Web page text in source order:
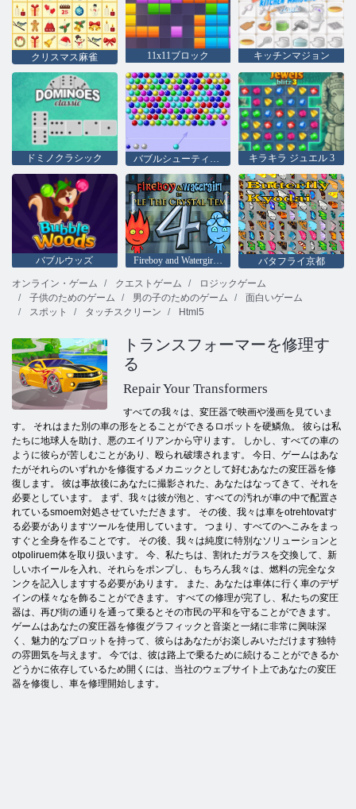
クリスマス麻雀 11x11ブロック キッチンマジョン
ドミノクラシック バブルシューティングhtml5 キラキラ ジュエル 3
バブルウッズ Fireboy and Watergirl 4：クリスタル寺院
バタフライ京都
オンライン・ゲーム
クエストゲーム
ロジックゲーム
子供のためのゲーム
男の子のためのゲーム
面白いゲーム
スポット
タッチスクリーン Html5
トランスフォーマーを修理す
る
Repair Your Transformers
すべての我々は、変圧器で映画や漫画を見ていま
す。 それはまた別の車の形をとることができるロボットを硬鱗魚。 彼らは私
たちに地球人を助け、悪のエイリアンから守ります。 しかし、すべての車の
ように彼らが苦しむことがあり、殴られ破壊されます。 今日、ゲームはあな
たがそれらのいずれかを修復するメカニックとして好むあなたの変圧器を修
復します。 彼は事故後にあなたに撮影された、あなたはなってきて、それを
必要としています。 まず、我々は彼が泡と、すべての汚れが車の中で配置さ
れているsmoem対処させていただきます。 その後、我々は車をotrehtovatす
る必要がありますツールを使用しています。 つまり、すべてのへこみをまっ
すぐと全身を作ることです。 その後、我々は純度に特別なソリューションと
otpoliruem体を取り扱います。 今、私たちは、割れたガラスを交換して、新
しいホイールを入れ、それらをポンプし、もちろん我々は、燃料の完全なタ
ンクを記入しますする必要があります。 また、あなたは車体に行く車のデザ
インの様々なを飾ることができます。 すべての修理が完了し、私たちの変圧
器は、再び街の通りを通って乗るとその市民の平和を守ることができます。
ゲームはあなたの変圧器を修復グラフィックと音楽と一緒に非常に興味深
く、魅力的なプロットを持って、彼らはあなたがお楽しみいただけます独特
の雰囲気を与えます。 今では、彼は路上で乗るために続けることができるか
どうかに依存しているため開くには、当社のウェブサイト上であなたの変圧
器を修復し、車を修理開始します。